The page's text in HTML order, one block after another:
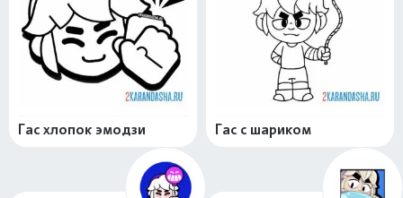
Гас хлопок эмодзи Гас с шариком